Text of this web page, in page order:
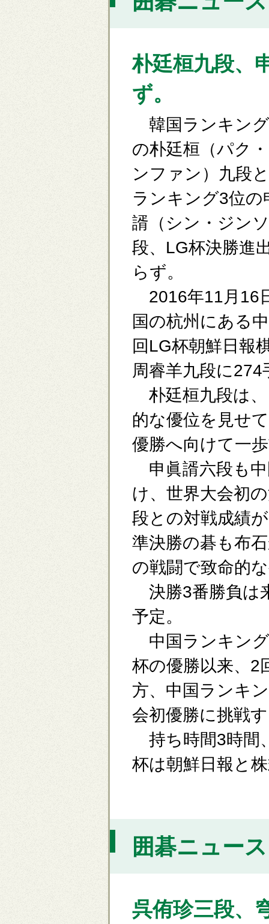
朴廷桓九段、
ず。
韓国ランキン
の朴廷桓（パク
ンファン）九段
ランキング3位の
諝（シン・ジン
段、LG杯決勝進
らず。
2016年11月16
国の杭州にある
回LG杯朝鮮日報
周睿羊九段に
朴廷桓九段は
的な優位を見せ
優勝へ向けて一
申眞諝六段も中
け、世界大会初
段との対戦成績
準決勝の碁も布
の戦闘で致命的
決勝3番勝負は
予定。
中国ランキン
杯の優勝以来、2
方、中国ランキ
会初優勝に挑戦
持ち時間3時間
杯は朝鮮日報と
囲碁ニュー
呉侑珍三段、